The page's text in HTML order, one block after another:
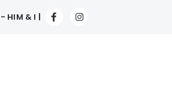
- HIM & I |